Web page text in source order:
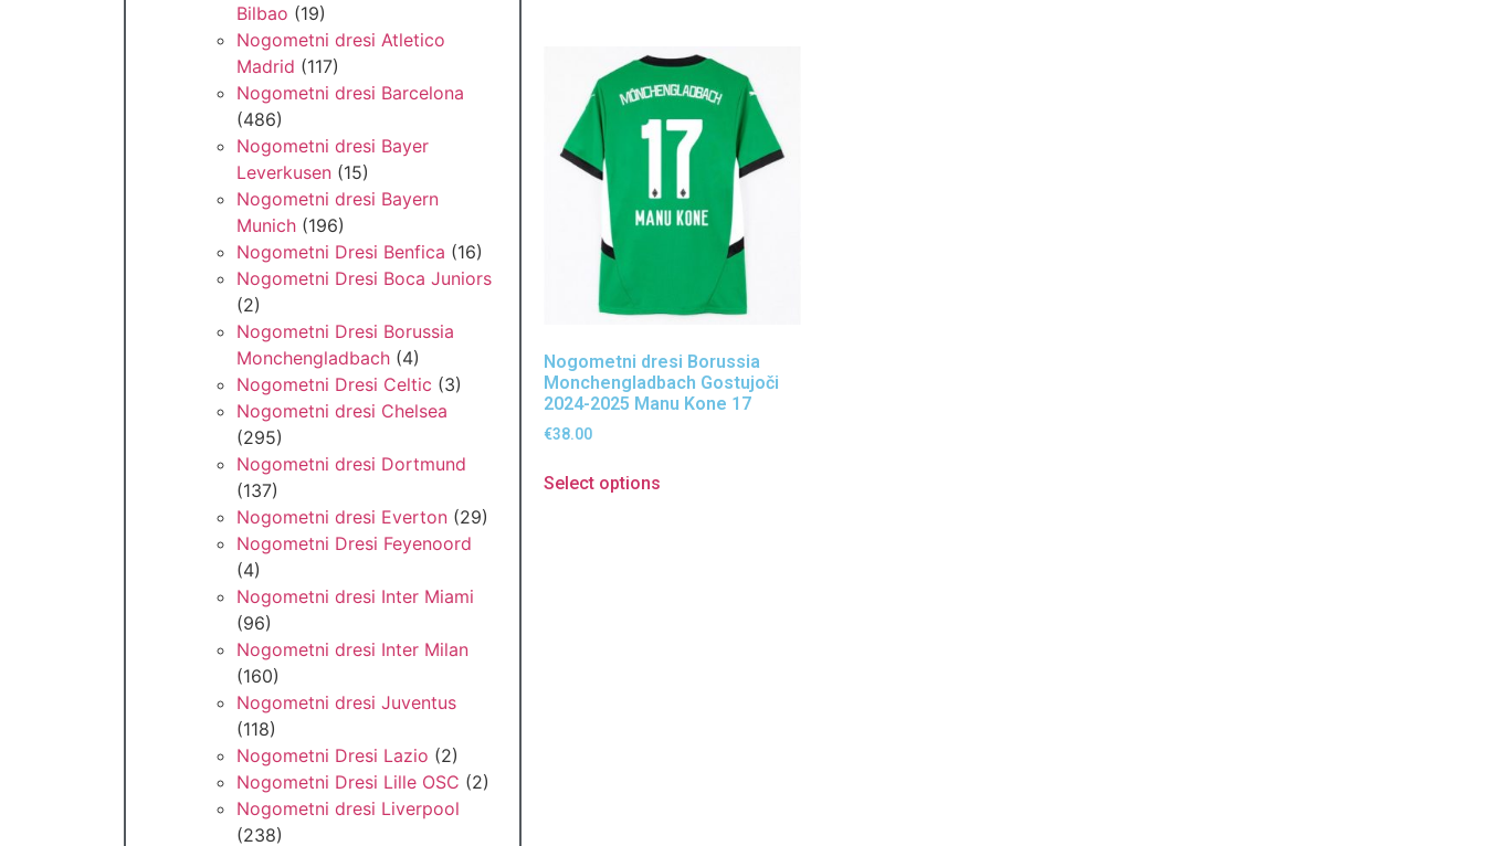
Bilbao (19)
Nogometni dresi Atletico
Madrid (117)
Nogometni dresi Barcelona
(486)
Nogometni dresi Bayer
Leverkusen (15)
Nogometni dresi Bayern
Munich (196)
Nogometni Dresi Benfica (16)
Nogometni Dresi Boca Juniors
(2)
Nogometni Dresi Borussia
Monchengladbach (4)
Nogometni Dresi Celtic (3)
Nogometni dresi Chelsea
(295)
Nogometni dresi Dortmund
(137)
Nogometni dresi Everton (29)
Nogometni Dresi Feyenoord
(4)
Nogometni dresi Inter Miami
(96)
Nogometni dresi Inter Milan
(160)
Nogometni dresi Juventus
(118)
Nogometni Dresi Lazio (2)
Nogometni Dresi Lille OSC (2)
Nogometni dresi Liverpool
(238)
Nogometni dresi Borussia
Monchengladbach Gostujoči
2024-2025 Manu Kone 17
€38.00
Select options